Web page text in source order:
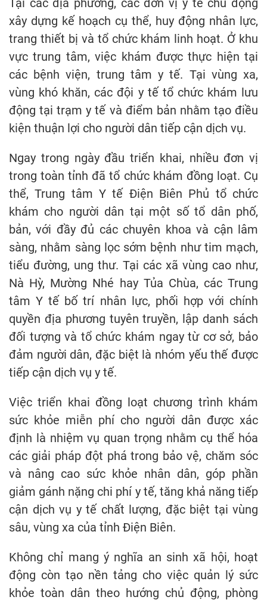
Tại các địa phương, các đơn vị y tế chủ động
xây dựng kế hoạch cụ thể, huy động nhân lực,
trang thiết bị và tổ chức khám linh hoạt. Ở khu
vực trung tâm, việc khám được thực hiện tại
các bệnh viện, trung tâm y tế. Tại vùng xa,
vùng khó khăn, các đội y tế tổ chức khám lưu
động tại trạm y tế và điểm bản nhằm tạo điều
kiện thuận lợi cho người dân tiếp cận dịch vụ.
Ngay trong ngày đầu triển khai, nhiều đơn vị
trong toàn tỉnh đã tổ chức khám đồng loạt. Cụ
thể, Trung tâm Y tế Điện Biên Phủ tổ chức
khám cho người dân tại một số tổ dân phố,
bản, với đầy đủ các chuyên khoa và cận lâm
sàng, nhằm sàng lọc sớm bệnh như tim mạch,
tiểu đường, ung thư. Tại các xã vùng cao như,
Nà Hỳ, Mường Nhé hay Tủa Chùa, các Trung
tâm Y tế bố trí nhân lực, phối hợp với chính
quyền địa phương tuyên truyền, lập danh sách
đối tượng và tổ chức khám ngay từ cơ sở, bảo
đảm người dân, đặc biệt là nhóm yếu thế được
tiếp cận dịch vụ y tế.
Việc triển khai đồng loạt chương trình khám
sức khỏe miễn phí cho người dân được xác
định là nhiệm vụ quan trọng nhằm cụ thể hóa
các giải pháp đột phá trong bảo vệ, chăm sóc
và nâng cao sức khỏe nhân dân, góp phần
giảm gánh nặng chi phí y tế, tăng khả năng tiếp
cận dịch vụ y tế chất lượng, đặc biệt tại vùng
sâu, vùng xa của tỉnh Điện Biên.
Không chỉ mang ý nghĩa an sinh xã hội, hoạt
động còn tạo nền tảng cho việc quản lý sức
khỏe toàn dân theo hướng chủ động, phòng